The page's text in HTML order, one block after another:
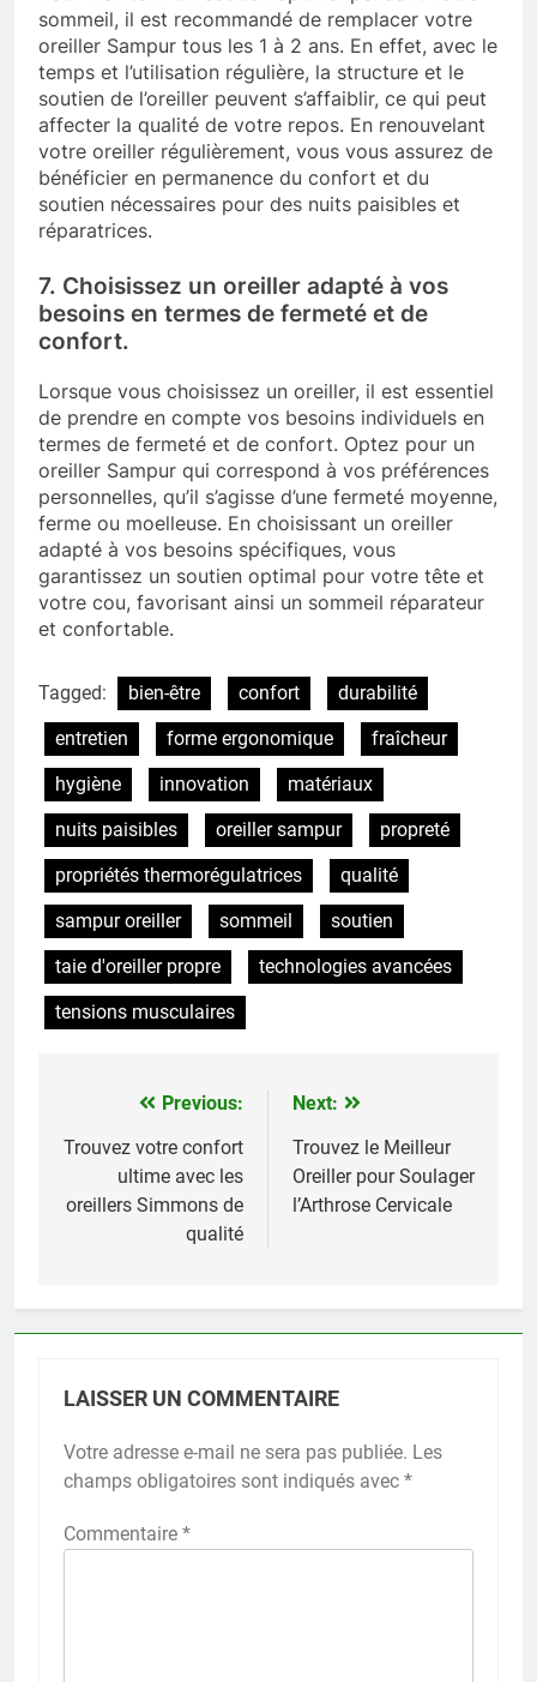
sommeil, il est recommandé de remplacer votre
oreiller Sampur tous les 1 à 2 ans. En effet, avec le
temps et l’utilisation régulière, la structure et le
soutien de l’oreiller peuvent s’affaiblir, ce qui peut
affecter la qualité de votre repos. En renouvelant
votre oreiller régulièrement, vous vous assurez de
bénéficier en permanence du confort et du
soutien nécessaires pour des nuits paisibles et
réparatrices.
7. Choisissez un oreiller adapté à vos
besoins en termes de fermeté et de
confort.
Lorsque vous choisissez un oreiller, il est essentiel
de prendre en compte vos besoins individuels en
termes de fermeté et de confort. Optez pour un
oreiller Sampur qui correspond à vos préférences
personnelles, qu’il s’agisse d’une fermeté moyenne,
ferme ou moelleuse. En choisissant un oreiller
adapté à vos besoins spécifiques, vous
garantissez un soutien optimal pour votre tête et
votre cou, favorisant ainsi un sommeil réparateur
et confortable.
Tagged: bien-être confort
durabilité
entretien
forme ergonomique
fraîcheur
hygiène
innovation
matériaux
nuits paisibles
oreiller sampur
propreté
propriétés thermorégulatrices
qualité
sampur oreiller
sommeil
soutien
taie d'oreiller propre
technologies avancées
tensions musculaires
Navigation
de
l’article
Previous:
Trouvez votre confort
ultime avec les
oreillers Simmons de
qualité
Next:
Trouvez le Meilleur
Oreiller pour Soulager
l’Arthrose Cervicale
LAISSER UN COMMENTAIRE
Votre adresse e-mail ne sera pas publiée. Les
champs obligatoires sont indiqués avec *
Commentaire *